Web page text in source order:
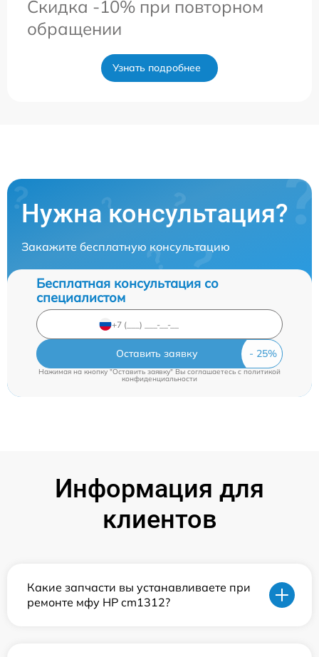
Скидка -10% при повторном
обращении
Узнать подробнее
Нужна консультация?
Закажите бесплатную консультацию
Бесплатная консультация со
специалистом
Оставить заявку
Нажимая на кнопку "Оставить заявку" Вы соглашаетесь cполитикой
конфиденциальности
Информация для
клиентов
Какие запчасти вы устанавливаете при
ремонте мфу HP cm1312?